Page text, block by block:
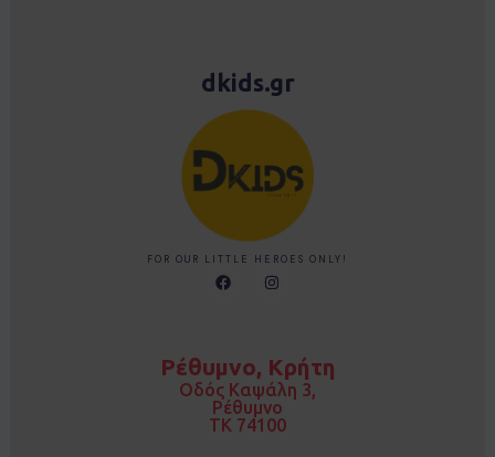
dkids.gr
FOR OUR LITTLE HEROES ONLY!
F
a
o
k
I
n
r
a
m
Ρέθυμνο, Κρήτη
Οδός Καψάλη 3,
Ρέθυμνο
TK 74100